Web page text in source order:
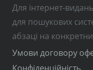
Для інтернет-
для пошукових
абзаці на
Умови договору